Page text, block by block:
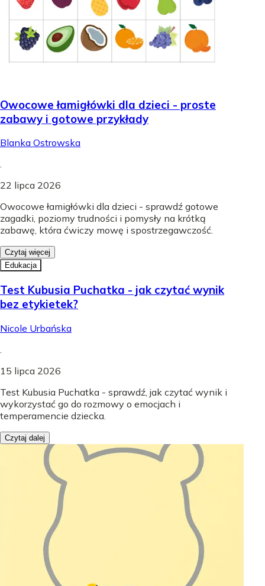
Owocowe łamigłówki dla dzieci - proste
zabawy i gotowe przykłady
Blanka Ostrowska
.
22 lipca 2026
Owocowe łamigłówki dla dzieci - sprawdź gotowe
zagadki, poziomy trudności i pomysły na krótką
zabawę, która ćwiczy mowę i spostrzegawczość.
Czytaj więcej
Edukacja
Test Kubusia Puchatka - jak czytać wynik
bez etykietek?
Nicole Urbańska
15 lipca 2026
Test Kubusia Puchatka - sprawdź, jak czytać wynik i
wykorzystać go do rozmowy o emocjach i
temperamencie dziecka.
Czytaj dalej